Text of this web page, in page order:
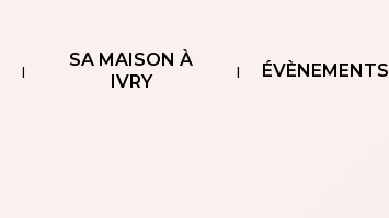
SA MAISON À
IVRY
ÉVÈNEMENTS